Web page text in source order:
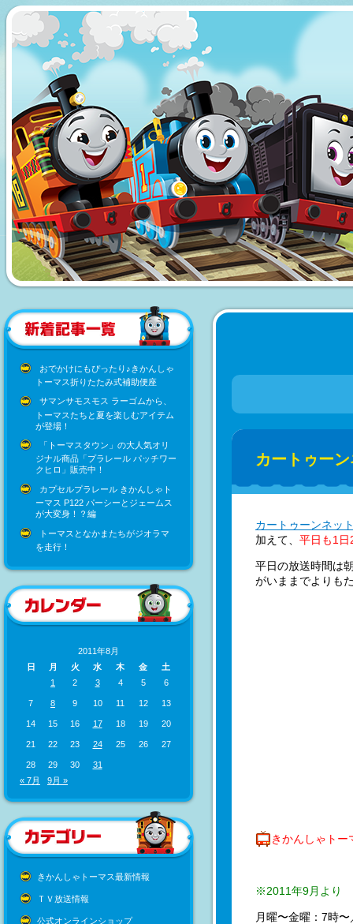
おでかけにもぴったり♪きかんしゃ
トーマス折りたたみ式補助便座
サマンサモスモス ラーゴムから、
トーマスたちと夏を楽しむアイテム
が登場！
「トーマスタウン」の大人気オリ
ジナル商品「プラレール パッチワー
クヒロ」販売中！
カプセルプラレール きかんしゃト
ーマス P122 パーシーとジェームス
が大変身！？編
トーマスとなかまたちがジオラマ
を走行！
2011年8月
日
月 火 水 木 金
土
1
2 3 4 5 6
7 8 9 10 11 12 13
14 15 16 17 18 19 20
21 22 23 24 25 26 27
28 29 30
31
« 7月
9月 »
きかんしゃトーマス最新情報
ＴＶ放送情報
公式オンラインショップ
カートゥー
カートゥーンネッ
加えて、 平日も1日
平日の放送時間は
がいままでよりも
きかんしゃト
※2011年9月より
月曜〜金曜：7時